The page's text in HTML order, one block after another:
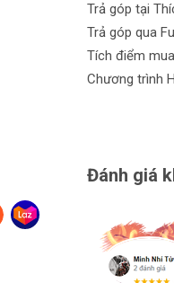
Trả góp tại
Trả góp qua
Tích điểm
Chương trình
Đánh giá